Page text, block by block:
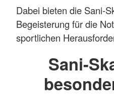
Dabei bieten die Sani-
Begeisterung für die
sportlichen
Sani-